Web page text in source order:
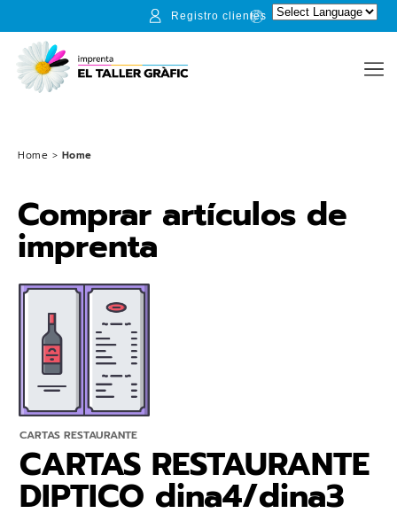
Registro clientes
Home > Home
Comprar artículos de
imprenta
CARTAS RESTAURANTE
CARTAS RESTAURANTE
DIPTICO dina4/dina3